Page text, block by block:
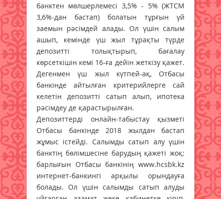
банктен мөлшерлемесі 3,5% - 5% (ЖТСМ
3,6%-дан бастап) болатын тұрғын үй
заемын рәсімдей алады. Ол үшін салым
ашып, кемінде үш жыл тұрақты түрде
депозитті толықтырып, бағалау
көрсеткішін кемі 16-ға дейін жеткізу қажет.
Дегенмен үш жыл күтпей-ақ, Отбасы
банкінде айтылған критерийлерге сай
келетін депозитті сатып алып, ипотека
рәсімдеу де қарастырылған.
Депозиттерді онлайн-табыстау қызметі
Отбасы банкінде 2018 жылдан бастап
жұмыс істейді. Салымды сатып алу үшін
банктің бөлімшесіне барудың қажеті жоқ:
барлығын Отбасы банкінің www.hcsbk.kz
интернет-банкингі арқылы орындауға
болады. Ол үшін салымды сатып алуды